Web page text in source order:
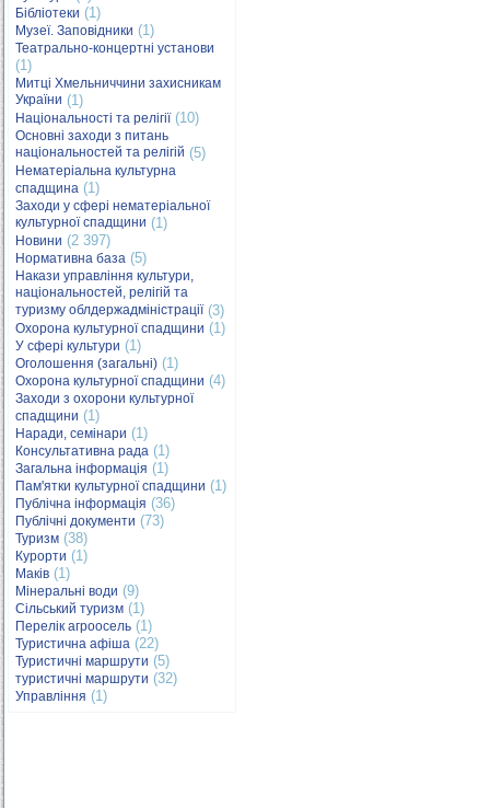
Бібліотеки (1)
Музеї. Заповідники (1)
Театрально-концертні установи
(1)
Митці Хмельниччини захисникам
України (1)
Національності та релігії(10)
Основні заходи з питань
національностей та релігій (5)
Нематеріальна культурна
спадщина (1)
Заходи у сфері нематеріальної
культурної спадщини (1)
Новини (2 397)
Нормативна база (5)
Накази управління культури,
національностей, релігій та
туризму облдержадміністрації(3)
Охорона культурної спадщини (1)
У сфері культури (1)
Оголошення (загальні) (1)
Охорона культурної спадщини (4)
Заходи з охорони культурної
спадщини (1)
Наради, семінари (1)
Консультативна рада (1)
Загальна інформація (1)
Пам'ятки культурної спадщини (1)
Публічна інформація (36)
Публічні документи (73)
Туризм (38)
Курорти (1)
Маків (1)
Мінеральні води (9)
Сільський туризм (1)
Перелік агроосель (1)
Туристична афіша (22)
Туристичні маршрути (5)
туристичні маршрути (32)
Управління (1)